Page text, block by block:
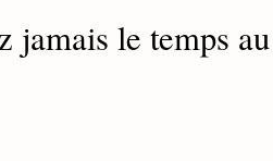
jamais le temps